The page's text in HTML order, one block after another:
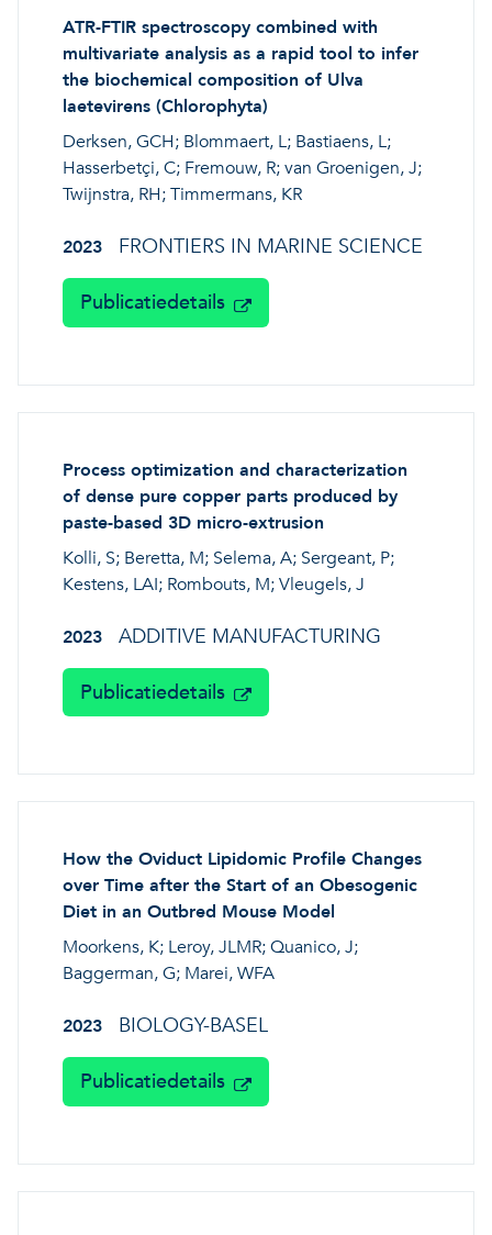
ATR-FTIR spectroscopy combined with
multivariate analysis as a rapid tool to infer
the biochemical composition of Ulva
laetevirens (Chlorophyta)
Derksen, GCH; Blommaert, L; Bastiaens, L;
Hasserbetçi, C; Fremouw, R; van Groenigen, J;
Twijnstra, RH; Timmermans, KR
2023 FRONTIERS IN MARINE SCIENCE
Publicatiedetails
Process optimization and characterization
of dense pure copper parts produced by
paste-based 3D micro-extrusion
Kolli, S; Beretta, M; Selema, A; Sergeant, P;
Kestens, LAI; Rombouts, M; Vleugels, J
2023 ADDITIVE MANUFACTURING
Publicatiedetails
How the Oviduct Lipidomic Profile Changes
over Time after the Start of an Obesogenic
Diet in an Outbred Mouse Model
Moorkens, K; Leroy, JLMR; Quanico, J;
Baggerman, G; Marei, WFA
2023 BIOLOGY-BASEL
Publicatiedetails